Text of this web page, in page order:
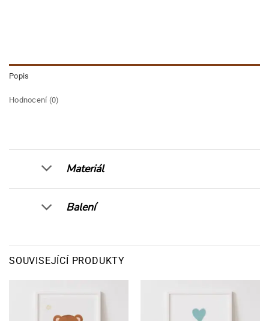
Popis
Hodnocení (0)
Materiál
Balení
SOUVISEJÍCÍ PRODUKTY